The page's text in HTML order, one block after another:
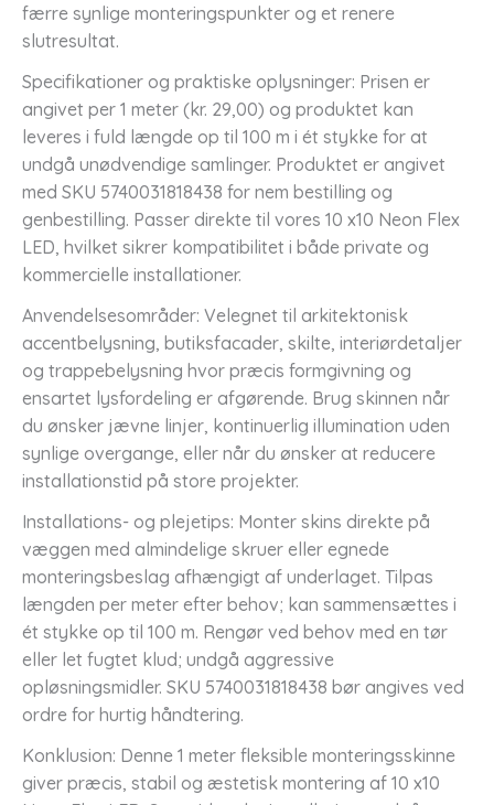
færre synlige monteringspunkter og et renere
slutresultat.
Specifikationer og praktiske oplysninger: Prisen er
angivet per 1 meter (kr. 29,00) og produktet kan
leveres i fuld længde op til 100 m i ét stykke for at
undgå unødvendige samlinger. Produktet er angivet
med SKU 5740031818438 for nem bestilling og
genbestilling. Passer direkte til vores 10 x10 Neon Flex
LED, hvilket sikrer kompatibilitet i både private og
kommercielle installationer.
Anvendelsesområder: Velegnet til arkitektonisk
accentbelysning, butiksfacader, skilte, interiørdetaljer
og trappebelysning hvor præcis formgivning og
ensartet lysfordeling er afgørende. Brug skinnen når
du ønsker jævne linjer, kontinuerlig illumination uden
synlige overgange, eller når du ønsker at reducere
installationstid på store projekter.
Installations- og plejetips: Monter skins direkte på
væggen med almindelige skruer eller egnede
monteringsbeslag afhængigt af underlaget. Tilpas
længden per meter efter behov; kan sammensættes i
ét stykke op til 100 m. Rengør ved behov med en tør
eller let fugtet klud; undgå aggressive
opløsningsmidler. SKU 5740031818438 bør angives ved
ordre for hurtig håndtering.
Konklusion: Denne 1 meter fleksible monteringsskinne
giver præcis, stabil og æstetisk montering af 10 x10